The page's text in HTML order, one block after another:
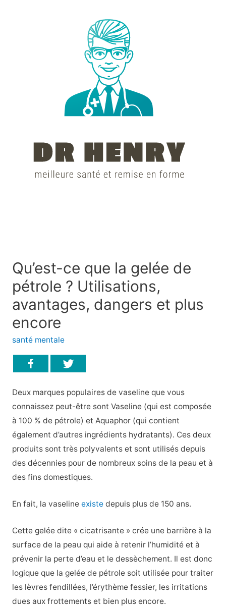
Qu’est-ce que la gelée de
pétrole ? Utilisations,
avantages, dangers et plus
encore
santé mentale
Deux marques populaires de vaseline que vous
connaissez peut-être sont Vaseline (qui est composée
à 100 % de pétrole) et Aquaphor (qui contient
également d’autres ingrédients hydratants). Ces deux
produits sont très polyvalents et sont utilisés depuis
des décennies pour de nombreux soins de la peau et à
des fins domestiques.
En fait, la vaseline existedepuis plus de 150 ans.
Cette gelée dite « cicatrisante » crée une barrière à la
surface de la peau qui aide à retenir l’humidité et à
prévenir la perte d’eau et le dessèchement. Il est donc
logique que la gelée de pétrole soit utilisée pour traiter
les lèvres fendillées, l’érythème fessier, les irritations
dues aux frottements et bien plus encore.